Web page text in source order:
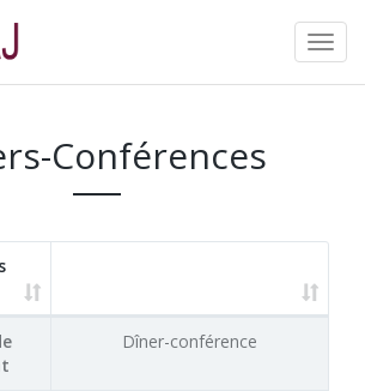
Conférences
Dîner-conférence